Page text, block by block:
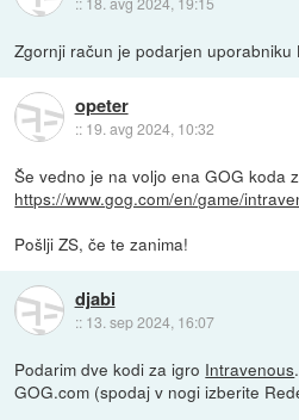
Zgornji račun je podarjen uporabniku
opeter
:: 19. avg 2024, 10:32
Še vedno je na voljo ena GOG koda
https://www.gog.com/en/game/
Pošlji ZS, če te zanima!
djabi
:: 13. sep 2024, 16:07
Podarim dve kodi za igro Intravenous
GOG.com (spodaj v nogi izberite